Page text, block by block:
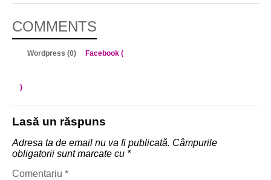
COMMENTS
Wordpress (0) Facebook (
)
Lasă un răspuns
Adresa ta de email nu va fi publicată. Câmpurile
obligatorii sunt marcate cu *
Comentariu *